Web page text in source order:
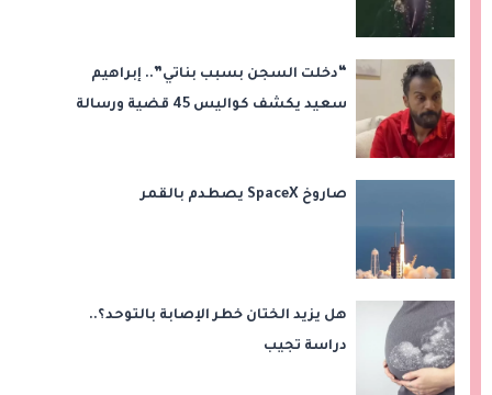
“دخلت السجن بسبب بناتي”.. إبراهيم
سعيد يكشف كواليس 45 قضية ورسالة
صاروخ SpaceX يصطدم بالقمر
هل يزيد الختان خطر الإصابة بالتوحد؟..
دراسة تجيب